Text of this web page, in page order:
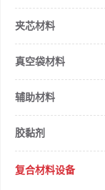
夹芯材料
真空袋材料
辅助材料
胶黏剂
复合材料设备